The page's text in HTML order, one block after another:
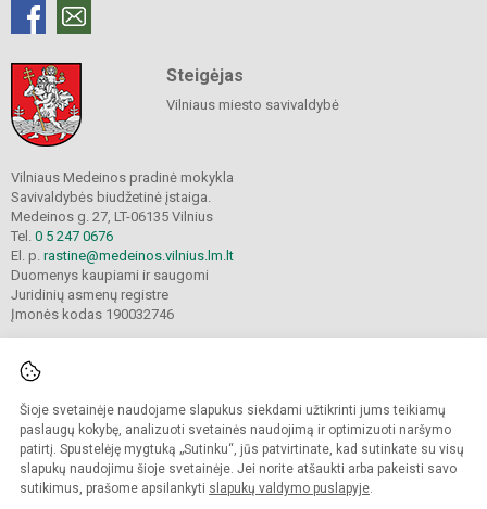
Šioje svetainėje naudojame slapukus siekdami užtikrinti jums teikiamų
paslaugų kokybę, analizuoti svetainės naudojimą ir optimizuoti naršymo
patirtį. Spustelėję mygtuką „Sutinku“, jūs patvirtinate, kad sutinkate su visų
slapukų naudojimu šioje svetainėje. Jei norite atšaukti arba pakeisti savo
sutikimus, prašome apsilankyti slapukų valdymo puslapyje.
Steigėjas
Vilniaus miesto savivaldybė
Vilniaus Medeinos pradinė mokykla
Savivaldybės biudžetinė įstaiga.
Medeinos g. 27, LT-06135 Vilnius
Tel. 0 5 247 0676
El. p. rastine@medeinos.vilnius.lm.lt
Duomenys kaupiami ir saugomi
Juridinių asmenų registre
Įmonės kodas 190032746
© 2021. Vilniaus Medeinos pradinė mokykla. Visos teisės saugomos.
Kopijuoti turinį be raštiško mokyklos sutikimo griežtai draudžiama.
Prieinamumo paraiška Slapukų valdymas
Sumanus būdas atnaujinti